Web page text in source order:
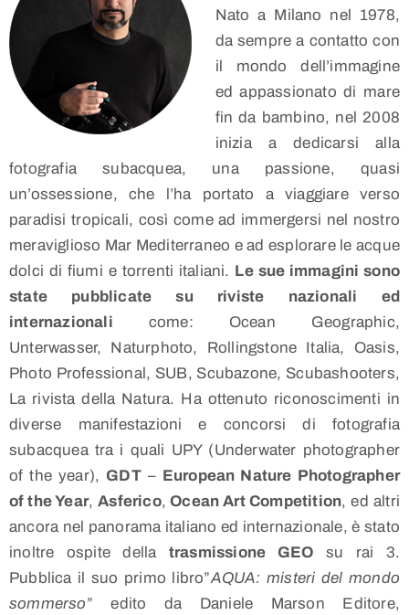
Nato a Milano nel 1978,
da sempre a contatto con
il mondo dell’immagine
ed appassionato di mare
fin da bambino, nel 2008
inizia a dedicarsi alla
fotografia subacquea, una passione, quasi
un’ossessione, che l’ha portato a viaggiare verso
paradisi tropicali, così come ad immergersi nel nostro
meraviglioso Mar Mediterraneo e ad esplorare le acque
dolci di fiumi e torrenti italiani. Le sue immagini sono
state pubblicate su riviste nazionali ed
internazionali come: Ocean Geographic,
Unterwasser, Naturphoto, Rollingstone Italia, Oasis,
Photo Professional, SUB, Scubazone, Scubashooters,
La rivista della Natura. Ha ottenuto riconoscimenti in
diverse manifestazioni e concorsi di fotografia
subacquea tra i quali UPY (Underwater photographer
of the year), GDT– European Nature Photographer
of the Year,Asferico, Ocean Art Competition, ed altri
ancora nel panorama italiano ed internazionale, è stato
inoltre ospite della trasmissione GEO su rai 3.
Pubblica il suo primo libro”AQUA: misteri del mondo
sommerso” edito da Daniele Marson Editore,